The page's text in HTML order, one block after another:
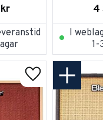
kr
4
I
1-
Lägg till i